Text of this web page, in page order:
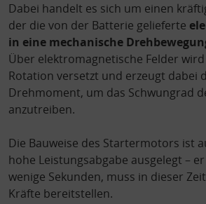
Dabei handelt es sich um einen
der die von der Batterie gelieferte
in eine mechanische
Über elektromagnetische Felder
Rotation versetzt und erzeugt dabei
Drehmoment, um das Schwungrad
anzutreiben.
Die Bauweise des Startermotors ist
hohe Leistungsabgabe ausgelegt –
wenige Sekunden, muss in dieser
Kräfte bereitstellen.